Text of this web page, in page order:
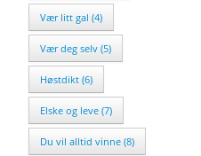
Vær litt gal (4)
Vær deg selv (5)
Høstdikt (6)
Elske og leve (7)
Du vil alltid vinne (8)